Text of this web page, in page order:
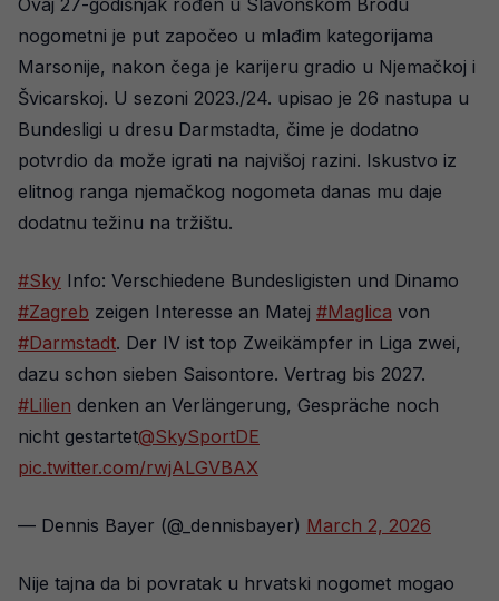
nogometni je put započeo u mlađim kategorijama
Marsonije, nakon čega je karijeru gradio u Njemačkoj i
Švicarskoj. U sezoni 2023./24. upisao je 26 nastupa u
Bundesligi u dresu Darmstadta, čime je dodatno
potvrdio da može igrati na najvišoj razini. Iskustvo iz
elitnog ranga njemačkog nogometa danas mu daje
dodatnu težinu na tržištu.
#Sky Info: Verschiedene Bundesligisten und Dinamo
#Zagreb zeigen Interesse an Matej #Maglica von
#Darmstadt. Der IV ist top Zweikämpfer in Liga zwei,
dazu schon sieben Saisontore. Vertrag bis 2027.
#Lilien denken an Verlängerung, Gespräche noch
nicht gestartet@SkySportDE
pic.twitter.com/rwjALGVBAX
— Dennis Bayer (@_dennisbayer) March 2, 2026
Nije tajna da bi povratak u hrvatski nogomet mogao